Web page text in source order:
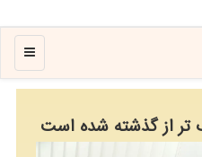
منو
از گذشته شده است